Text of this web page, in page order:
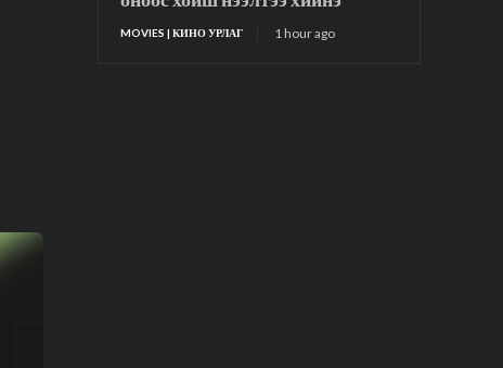
MOVIES | КИНО УРЛАГ 1 hour ago